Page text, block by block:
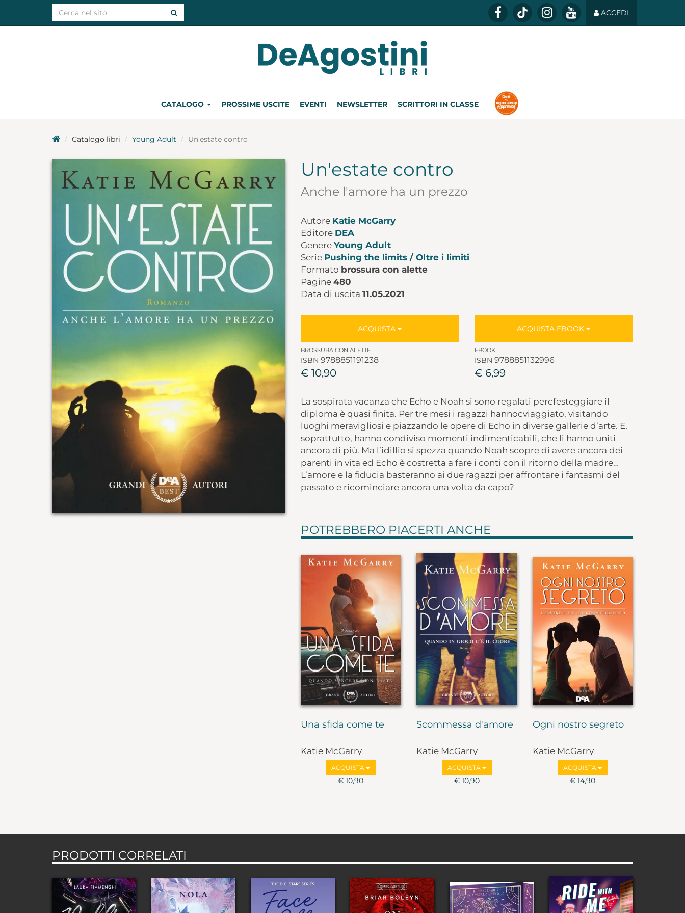
ACCEDI
CATALOGO PROSSIME USCITE EVENTI NEWSLETTER SCRITTORI IN CLASSE
Catalogo libri Young Adult Un'estate contro
Un'estate contro
Anche l'amore ha un prezzo
Autore Katie McGarry
Editore DEA
Genere Young Adult
Serie Pushing the limits / Oltre i limiti
Formato brossura con alette
Pagine 480
Data di uscita 11.05.2021
ACQUISTA
BROSSURA CON ALETTE
ISBN 9788851191238
€ 10,90
ACQUISTA EBOOK
EBOOK
ISBN 9788851132996
€ 6,99
La sospirata vacanza che Echo e Noah si sono regalati percfesteggiare il
diploma è quasi finita. Per tre mesi i ragazzi hannocviaggiato, visitando
luoghi meravigliosi e piazzando le opere di Echo in diverse gallerie d’arte. E,
soprattutto, hanno condiviso momenti indimenticabili, che li hanno uniti
ancora di più. Ma l’idillio si spezza quando Noah scopre di avere ancora dei
parenti in vita ed Echo è costretta a fare i conti con il ritorno della madre…
L’amore e la fiducia basteranno ai due ragazzi per affrontare i fantasmi del
passato e ricominciare ancora una volta da capo?
POTREBBERO PIACERTI ANCHE
Una sfida come te
Katie McGarry
ACQUISTA
€ 10,90
Scommessa d'amore
Katie McGarry
ACQUISTA
€ 10,90
Ogni nostro segreto
Katie McGarry
ACQUISTA
€ 14,90
PRODOTTI CORRELATI